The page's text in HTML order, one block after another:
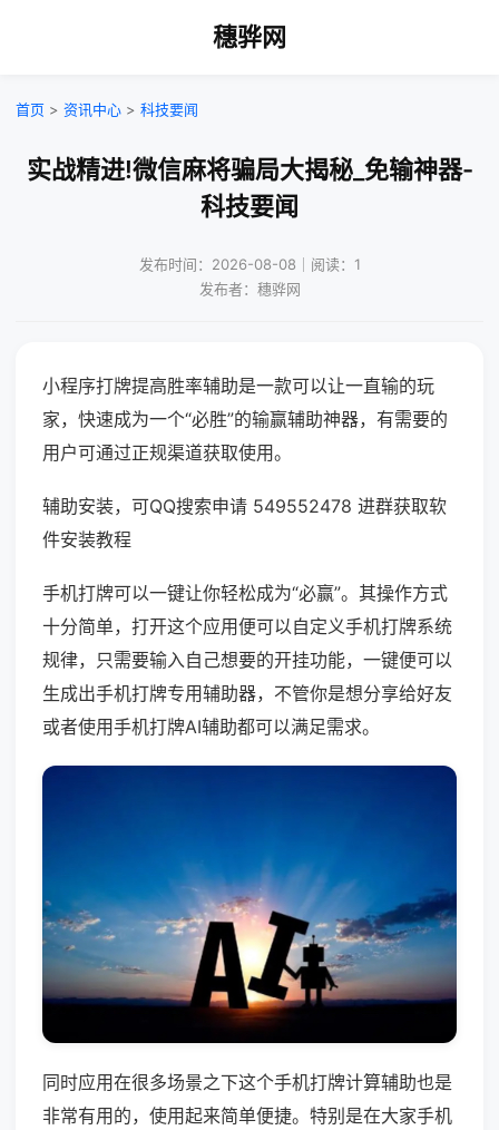
穗骅网
首页 > 资讯中心 > 科技要闻
实战精进!微信麻将骗局大揭秘_免输神器-
科技要闻
发布时间：2026-08-08｜阅读：1
发布者：穗骅网
小程序打牌提高胜率辅助是一款可以让一直输的玩
家，快速成为一个“必胜”的输赢辅助神器，有需要的
用户可通过正规渠道获取使用。
辅助安装，可QQ搜索申请 549552478 进群获取软
件安装教程
手机打牌可以一键让你轻松成为“必赢”。其操作方式
十分简单，打开这个应用便可以自定义手机打牌系统
规律，只需要输入自己想要的开挂功能，一键便可以
生成出手机打牌专用辅助器，不管你是想分享给好友
或者使用手机打牌AI辅助都可以满足需求。
同时应用在很多场景之下这个手机打牌计算辅助也是
非常有用的，使用起来简单便捷。特别是在大家手机